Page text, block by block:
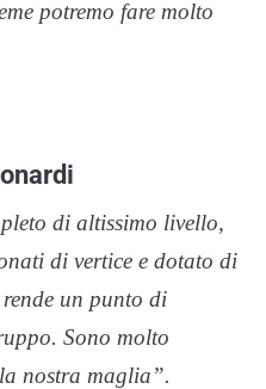
potremo fare molto
di altissimo livello,
di vertice e dotato di
un punto di
Sono molto
nostra maglia”.